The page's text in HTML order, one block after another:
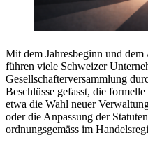
Mit dem Jahresbeginn und dem
führen viele Schweizer
Gesellschafterversammlung
Beschlüsse gefasst, die
etwa die Wahl neuer
oder die Anpassung der
ordnungsgemäss im